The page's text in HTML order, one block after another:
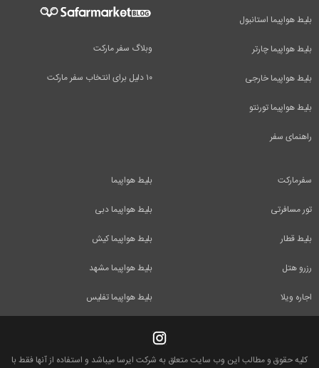
وبلاگ سفر مارکت
۱۰ دلیل برای انتخاب سفر مارکت
بلیط هواپیما استانبول
بلیط هواپیما چارتر
بلیط هواپیما خارجی
بلیط هواپیما تورنتو
راهنمای سفر
بلیط هواپیما
بلیط هواپیما دبی
بلیط هواپیما کیش
بلیط هواپیما مشهد
بلیط هواپیما تفلیس
سفرمارکت
تور مسافرتی
بلیط قطار
رزرو هتل
اجاره ویلا
کلیه حقوق و مطالب این وب سایت متعلق به شرکت ایرسا میباشد و استفاده از آنها فقط با